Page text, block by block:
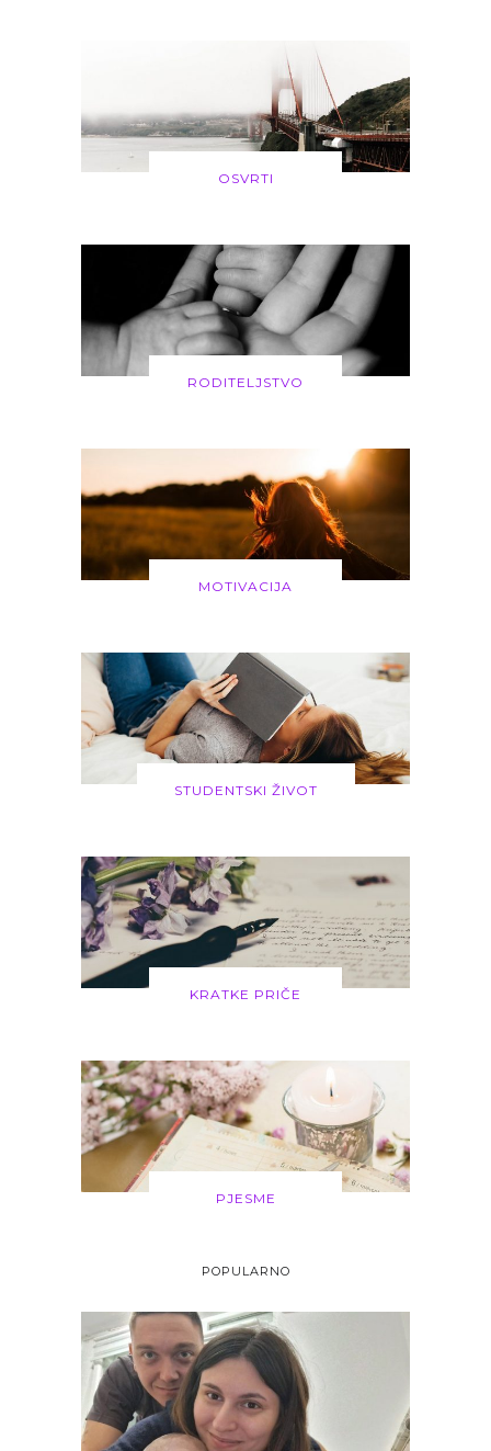
OSVRTI
RODITELJSTVO
MOTIVACIJA
STUDENTSKI ŽIVOT
KRATKE PRIČE
PJESME
POPULARNO